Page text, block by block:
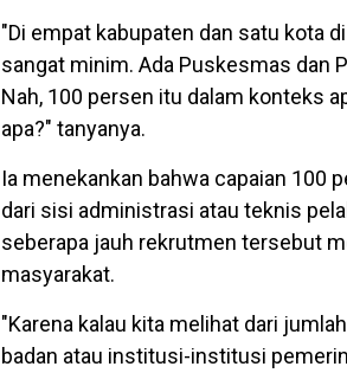
"Di empat kabupaten dan satu kota
sangat minim. Ada Puskesmas dan
Nah, 100 persen itu dalam konteks
apa?" tanyanya.
Ia menekankan bahwa capaian 100
dari sisi administrasi atau teknis
seberapa jauh rekrutmen tersebut
masyarakat.
"Karena kalau kita melihat dari
badan atau institusi-institusi